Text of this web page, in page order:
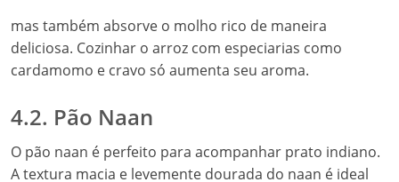
mas também absorve o molho rico de maneira
deliciosa. Cozinhar o arroz com especiarias como
cardamomo e cravo só aumenta seu aroma.
4.2. Pão Naan
O pão naan é perfeito para acompanhar prato indiano.
A textura macia e levemente dourada do naan é ideal